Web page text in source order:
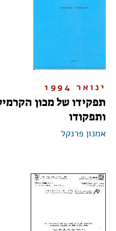
ינואר 1994
תפקידו של מכון
ותפקודו
אמנון פרנקל